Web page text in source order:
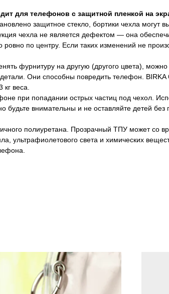
для телефонов с защитной пленкой на
защитное стекло, бортики чехла могут
чехла не является дефектом — она
по центру. Если таких изменений не
фурнитуру на другую (другого цвета), можно
Они способны повредить телефон. BIRKA
веса.
при попадании острых частиц под чехол.
будьте внимательны и не оставляйте детей
полиуретана. Прозрачный ТПУ может со
ультрафиолетового света и химических